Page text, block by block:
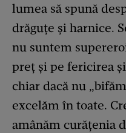
lumea să spună
drăguțe și harnice.
nu suntem
preț și pe fericirea
chiar dacă nu
excelăm în toate.
amânăm curățenia